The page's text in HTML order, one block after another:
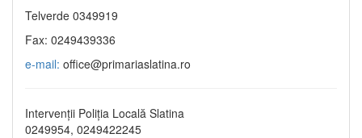
Telverde 0349919
Fax: 0249439336
e-mail: office@primariaslatina.ro
Intervenții Poliția Locală Slatina
0249954, 0249422245